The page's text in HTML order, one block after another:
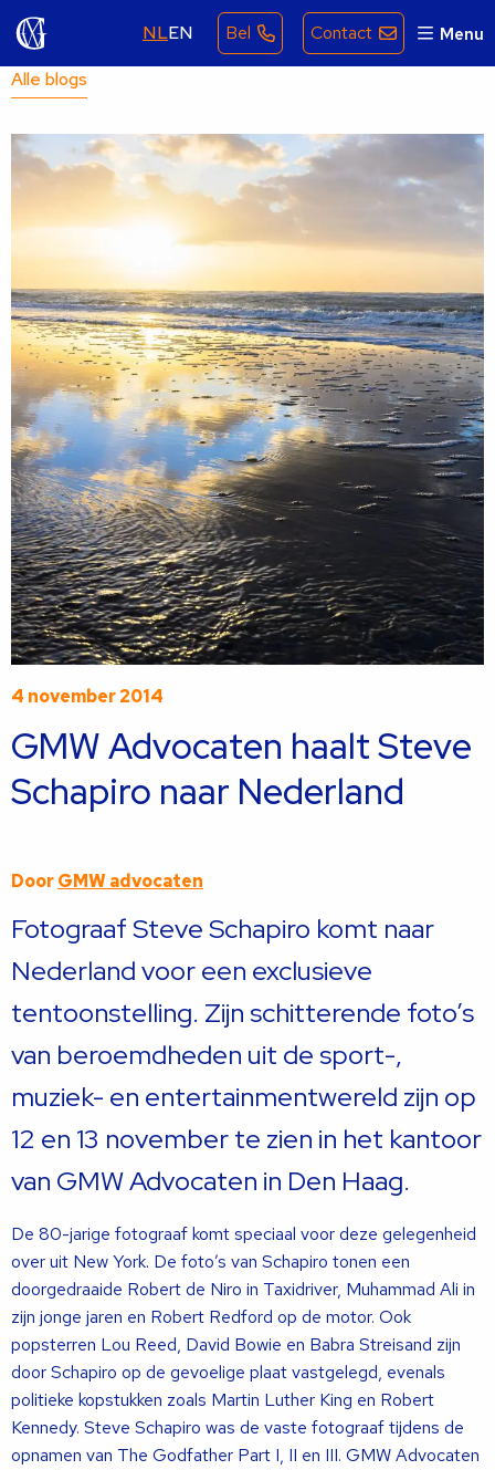
NLEN Bel Contact Menu
Alle blogs
4 november 2014
GMW Advocaten haalt Steve
Schapiro naar Nederland
DoorGMW advocaten
Fotograaf Steve Schapiro komt naar
Nederland voor een exclusieve
tentoonstelling. Zijn schitterende foto’s
van beroemdheden uit de sport-,
muziek- en entertainmentwereld zijn op
12 en 13 november te zien in het kantoor
van GMW Advocaten in Den Haag.
De 80-jarige fotograaf komt speciaal voor deze gelegenheid
over uit New York. De foto’s van Schapiro tonen een
doorgedraaide Robert de Niro in Taxidriver, Muhammad Ali in
zijn jonge jaren en Robert Redford op de motor. Ook
popsterren Lou Reed, David Bowie en Babra Streisand zijn
door Schapiro op de gevoelige plaat vastgelegd, evenals
politieke kopstukken zoals Martin Luther King en Robert
Kennedy. Steve Schapiro was de vaste fotograaf tijdens de
opnamen van The Godfather Part I, II en III. GMW Advocaten